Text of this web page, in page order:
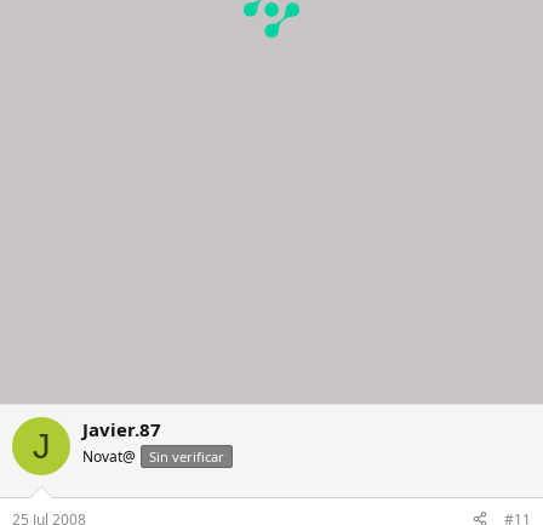
J Javier.87
Novat@ Sin verificar
25 Jul 2008 #11